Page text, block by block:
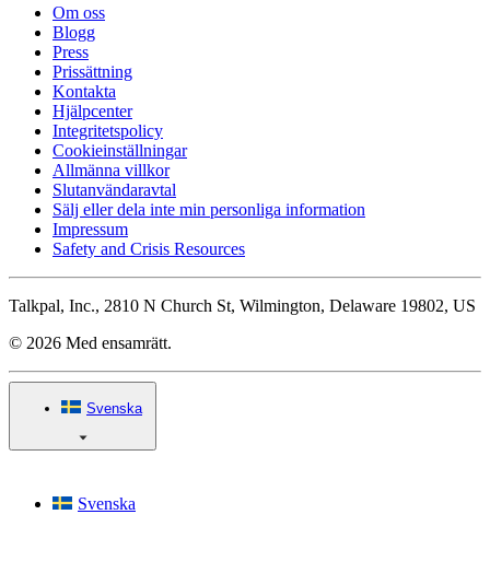
Om oss
Blogg
Press
Prissättning
Kontakta
Hjälpcenter
Integritetspolicy
Cookieinställningar
Allmänna villkor
Slutanvändaravtal
Sälj eller dela inte min personliga information
Impressum
Safety and Crisis Resources
Talkpal, Inc., 2810 N Church St, Wilmington, Delaware 19802, US
© 2026 Med ensamrätt.
Svenska
Svenska